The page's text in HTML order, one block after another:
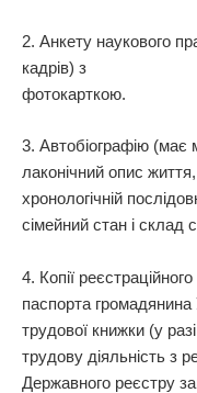
2. Анкету наукового
кадрів) з
фотокарткою.
3. Автобіографію (має
лаконічний опис
хронологічній
сімейний стан і склад
4. Копії
паспорта громадянина
трудової книжки (у
трудову діяльність з
Державного реєстру